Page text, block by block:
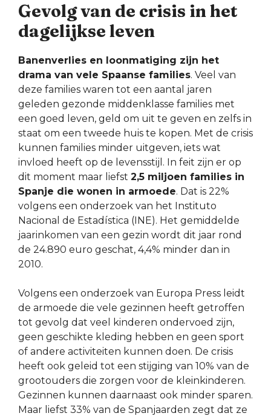
Gevolg van de crisis in het
dagelijkse leven
Banenverlies en loonmatiging zijn het
drama van vele Spaanse families. Veel van
deze families waren tot een aantal jaren
geleden gezonde middenklasse families met
een goed leven, geld om uit te geven en zelfs in
staat om een tweede huis te kopen. Met de crisis
kunnen families minder uitgeven, iets wat
invloed heeft op de levensstijl. In feit zijn er op
dit moment maar liefst 2,5 miljoen families in
Spanje die wonen in armoede. Dat is 22%
volgens een onderzoek van het Instituto
Nacional de Estadística (INE). Het gemiddelde
jaarinkomen van een gezin wordt dit jaar rond
de 24.890 euro geschat, 4,4% minder dan in
2010.
Volgens een onderzoek van Europa Press leidt
de armoede die vele gezinnen heeft getroffen
tot gevolg dat veel kinderen ondervoed zijn,
geen geschikte kleding hebben en geen sport
of andere activiteiten kunnen doen. De crisis
heeft ook geleid tot een stijging van 10% van de
grootouders die zorgen voor de kleinkinderen.
Gezinnen kunnen daarnaast ook minder sparen.
Maar liefst 33% van de Spanjaarden zegt dat ze